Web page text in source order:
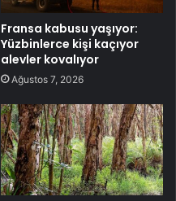
Fransa kabusu yaşıyor:
Yüzbinlerce kişi kaçıyor
alevler kovalıyor
Ağustos 7, 2026